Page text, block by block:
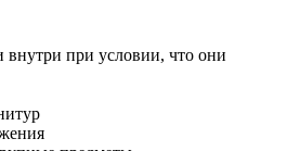
при условии, что они